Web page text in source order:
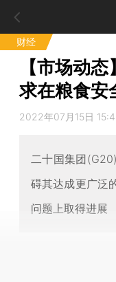
财经
【市场动
求在粮食安
2022年07月15日
二十国集团
碍其达成更广泛
问题上取得进展